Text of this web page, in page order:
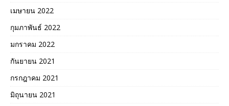
เมษายน 2022
กุมภาพันธ์ 2022
มกราคม 2022
กันยายน 2021
กรกฎาคม 2021
มิถุนายน 2021